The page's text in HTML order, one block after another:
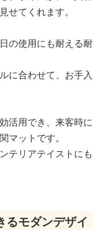
せてくれます。
の使用にも耐える耐
に合わせて、お手入
活用でき、来客時に
マットです。
テリアテイストにも
るモダンデザイ